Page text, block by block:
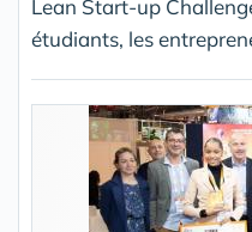
Lean Start-up
étudiants, les